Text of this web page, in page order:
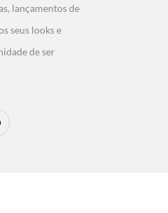
lançamentos de
seus looks e
de ser